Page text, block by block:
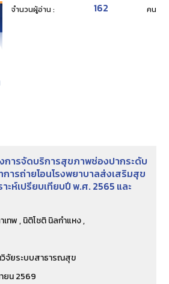
จำนวนผู้อ่าน : 162 คน
การจัดบริการสุขภาพช่องปากระดับ
ารถ่ายโอนโรงพยาบาลส่งเสริมสุข
ะห์เปรียบเทียบปี พ.ศ. 2565 และ
ทพ , นิติโชติ นิลกําแหง ,
จัยระบบสาธารณสุข
ยน 2569